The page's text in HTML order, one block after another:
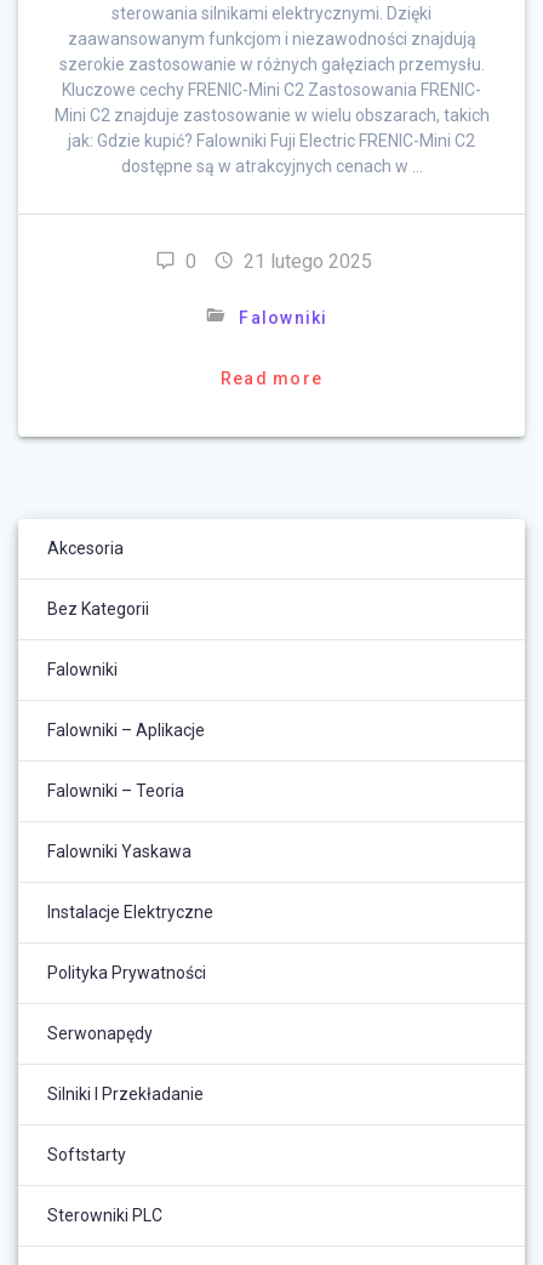
sterowania silnikami elektrycznymi. Dzięki
zaawansowanym funkcjom i niezawodności znajdują
szerokie zastosowanie w różnych gałęziach przemysłu.
Kluczowe cechy FRENIC-Mini C2 Zastosowania FRENIC-
Mini C2 znajduje zastosowanie w wielu obszarach, takich
jak: Gdzie kupić? Falowniki Fuji Electric FRENIC-Mini C2
dostępne są w atrakcyjnych cenach w …
0 21 lutego 2025
Falowniki
Read more
Akcesoria
Bez Kategorii
Falowniki
Falowniki – Aplikacje
Falowniki – Teoria
Falowniki Yaskawa
Instalacje Elektryczne
Polityka Prywatności
Serwonapędy
Silniki I Przekładanie
Softstarty
Sterowniki PLC